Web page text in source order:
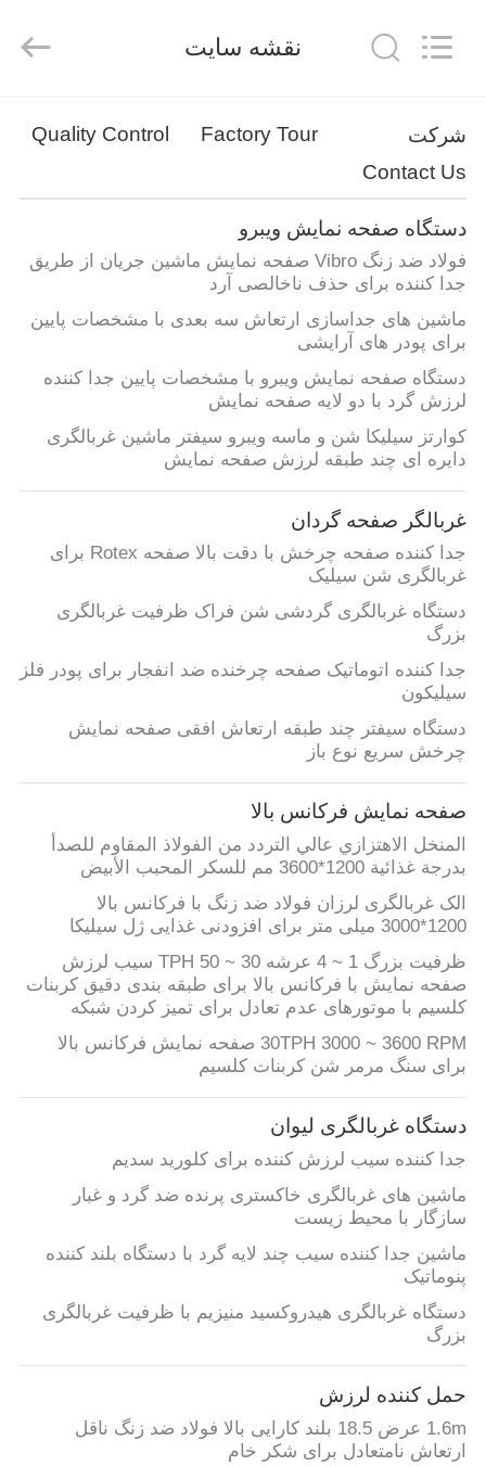
محصولات
درباره
ما
تور
کارخانه
کنترل
کیفیت
ما
تماس
بگیرید
درخواست
نقل قول
نقشه
سایت
PRIVACY
POLICY
Machine
Co.,Ltd.
نقشه سایت
شرکت Factory Tour
Quality Control
Contact Us
دستگاه صفحه نمایش ویبرو
فولاد ضد زنگ Vibro صفحه نمایش ماشین جریان از طریق
جدا کننده برای حذف ناخالصی آرد
ماشین های جداسازی ارتعاش سه بعدی با مشخصات پایین
برای پودر های آرایشی
دستگاه صفحه نمایش ویبرو با مشخصات پایین جدا کننده
لرزش گرد با دو لایه صفحه نمایش
کوارتز سیلیکا شن و ماسه ویبرو سیفتر ماشین غربالگری
دایره ای چند طبقه لرزش صفحه نمایش
غربالگر صفحه گردان
جدا کننده صفحه چرخش با دقت بالا صفحه Rotex برای
غربالگری شن سیلیک
دستگاه غربالگری گردشی شن فراک ظرفیت غربالگری
بزرگ
جدا کننده اتوماتیک صفحه چرخنده ضد انفجار برای پودر فلز
سیلیکون
دستگاه سیفتر چند طبقه ارتعاش افقی صفحه نمایش
چرخش سریع نوع باز
صفحه نمایش فرکانس بالا
المنخل الاهتزازي عالي التردد من الفولاذ المقاوم للصدأ
بدرجة غذائية 1200*3600 مم للسكر المحبب الأبيض
الک غربالگری لرزان فولاد ضد زنگ با فرکانس بالا
1200*3000 میلی متر برای افزودنی غذایی ژل سیلیکا
ظرفیت بزرگ 1 ~ 4 عرشه 30 ~ 50 TPH سیب لرزش
صفحه نمایش با فرکانس بالا برای طبقه بندی دقیق کربنات
کلسیم با موتورهای عدم تعادل برای تمیز کردن شبکه
30TPH 3000 ~ 3600 RPM صفحه نمایش فرکانس بالا
برای سنگ مرمر شن کربنات کلسیم
دستگاه غربالگری لیوان
جدا کننده سیب لرزش کننده برای کلورید سدیم
ماشین های غربالگری خاکستری پرنده ضد گرد و غبار
سازگار با محیط زیست
ماشین جدا کننده سیب چند لایه گرد با دستگاه بلند کننده
پنوماتیک
دستگاه غربالگری هیدروکسید منیزیم با ظرفیت غربالگری
بزرگ
حمل کننده لرزش
1.6m عرض 18.5 بلند کارایی بالا فولاد ضد زنگ ناقل
ارتعاش نامتعادل برای شکر خام